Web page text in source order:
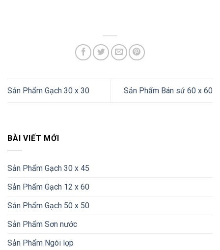
Sản Phẩm Gạch 30 x 30 Sản Phẩm Bán sứ 60 x 60
BÀI VIẾT MỚI
Sản Phẩm Gạch 30 x 45
Sản Phẩm Gạch 12 x 60
Sản Phẩm Gạch 50 x 50
Sản Phẩm Sơn nước
Sản Phẩm Ngói lợp